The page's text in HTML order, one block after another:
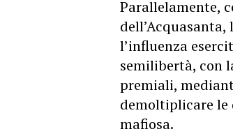
Parallelamente,
l’influenza
semilibertà, con
premiali,
demoltiplicare
mafiosa.